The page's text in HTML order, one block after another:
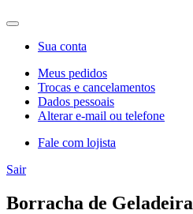
Sua conta
Meus pedidos
Trocas e cancelamentos
Dados pessoais
Alterar e-mail ou telefone
Fale com lojista
Sair
Borracha de Geladeira